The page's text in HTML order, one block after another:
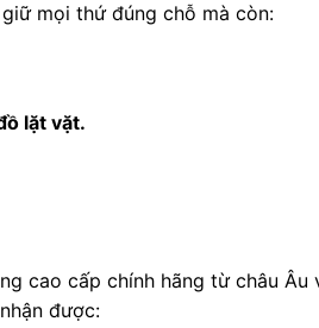
mọi thứ đúng chỗ mà còn:
lặt vặt.
cao cấp chính hãng từ châu Âu
được: